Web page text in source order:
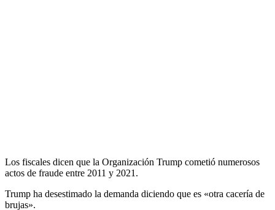
Los fiscales dicen que la Organización Trump cometió numerosos
actos de fraude entre 2011 y 2021.
Trump ha desestimado la demanda diciendo que es «otra cacería de
brujas».